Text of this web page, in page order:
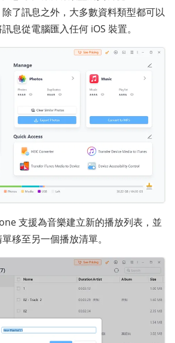
了訊息之外，大多數資料類型都可以
息從電腦匯入任何 iOS 裝置。
支援為音樂建立新的播放列表，並
移至另一個播放清單。